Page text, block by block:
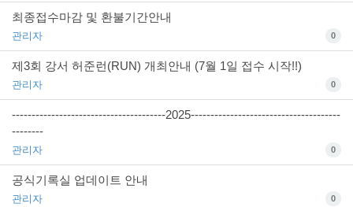
최종접수마감 및 환불기간안내
관리자 0
제3회 강서 허준런(RUN) 개최안내 (7월 1일 접수 시작!!)
관리자 0
---------------------------------------2025--------------------------------------
--------
관리자 0
공식기록실 업데이트 안내
관리자 0